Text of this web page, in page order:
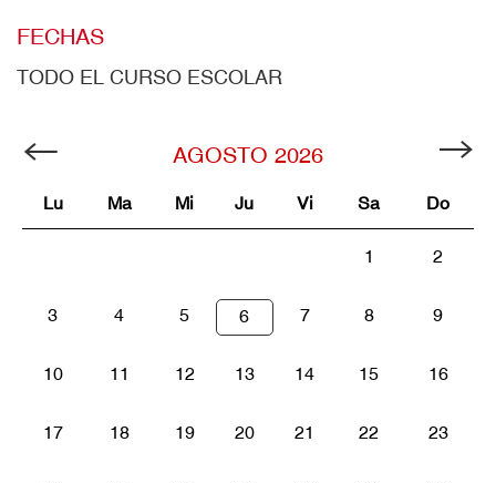
FECHAS
TODO EL CURSO ESCOLAR
AGOSTO 2026
Lu Ma Mi Ju Vi Sa Do
1 2
3 4 5 6 7 8 9
10 11 12 13 14 15 16
17 18 19 20 21 22 23